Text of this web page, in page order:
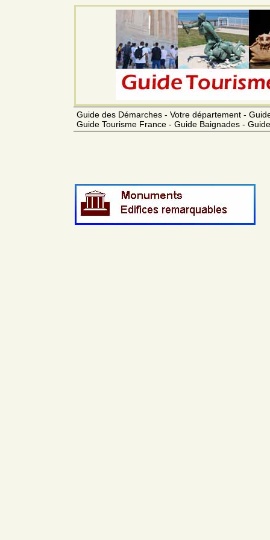
Guide des Démarches - Votre département -
Guide Tourisme France - Guide Baignades -